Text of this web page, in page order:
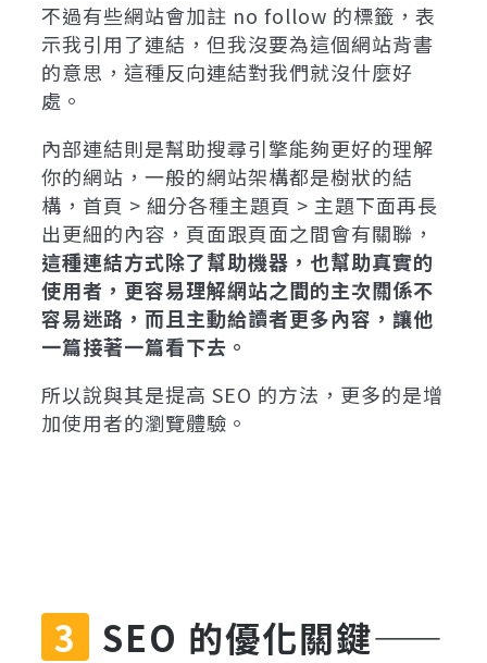
不過有些網站會加註 no follow 的標籤，表
示我引用了連結，但我沒要為這個網站背書
的意思，這種反向連結對我們就沒什麼好
處。
內部連結則是幫助搜尋引擎能夠更好的理解
你的網站，一般的網站架構都是樹狀的結
構，首頁 > 細分各種主題頁 > 主題下面再長
出更細的內容，頁面跟頁面之間會有關聯，
這種連結方式除了幫助機器，也幫助真實的
使用者，更容易理解網站之間的主次關係不
容易迷路，而且主動給讀者更多內容，讓他
一篇接著一篇看下去。
所以說與其是提高 SEO 的方法，更多的是增
加使用者的瀏覽體驗。
SEO 的優化關鍵——